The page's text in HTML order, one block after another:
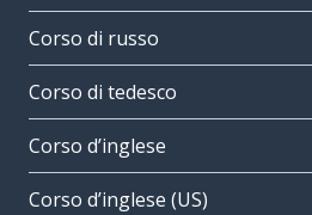
Corso di russo
Corso di tedesco
Corso d’inglese
Corso d’inglese (US)